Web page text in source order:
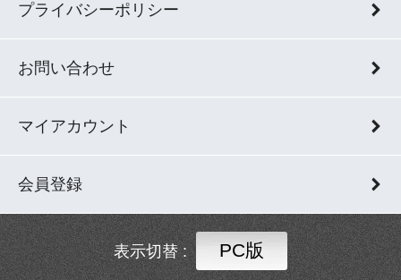
プライバシーポリシー
お問い合わせ
マイアカウント
会員登録
表示切替 : PC版